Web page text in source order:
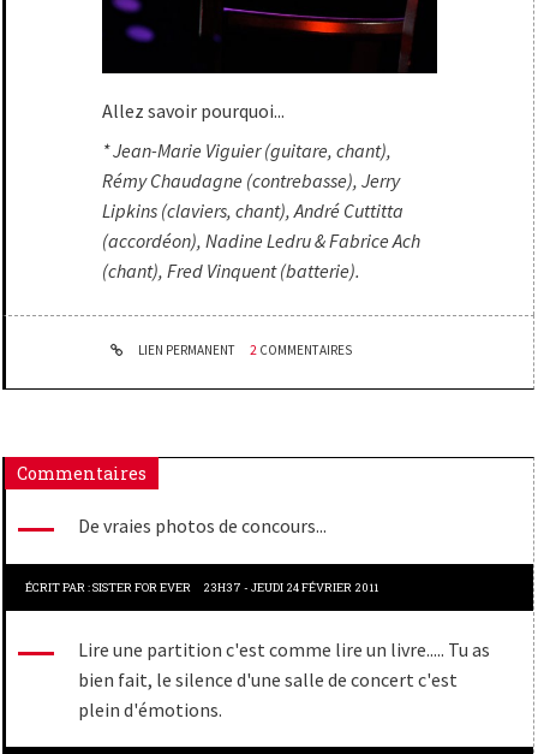
Allez savoir pourquoi...
* Jean-Marie Viguier (guitare, chant),
Rémy Chaudagne (contrebasse), Jerry
Lipkins (claviers, chant), André Cuttitta
(accordéon), Nadine Ledru & Fabrice Ach
(chant), Fred Vinquent (batterie).
LIEN PERMANENT 2 COMMENTAIRES
Commentaires
De vraies photos de concours...
ÉCRIT PAR :SISTER FOR EVER 23H37 -JEUDI 24FÉVRIER 2011
Lire une partition c'est comme lire un livre..... Tu as
bien fait, le silence d'une salle de concert c'est
plein d'émotions.